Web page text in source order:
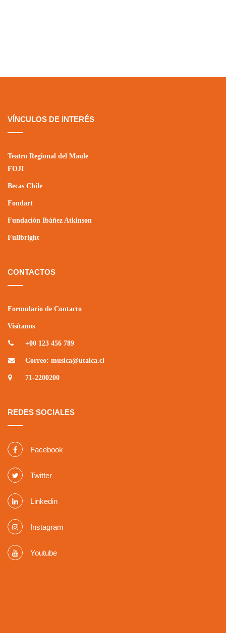
VÍNCULOS DE INTERÉS
Teatro Regional del Maule
FOJI
Becas Chile
Fondart
Fundación Ibáñez Atkinson
Fullbright
CONTACTOS
Formulario de Contacto
Visítanos
+00 123 456 789
Correo: musica@utalca.cl
71-2200200
REDES SOCIALES
Facebook
Twitter
Linkedin
Instagram
Youtube